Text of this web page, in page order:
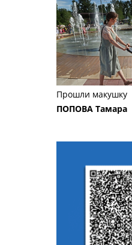
Прошли макушку
ПОПОВА Тамара